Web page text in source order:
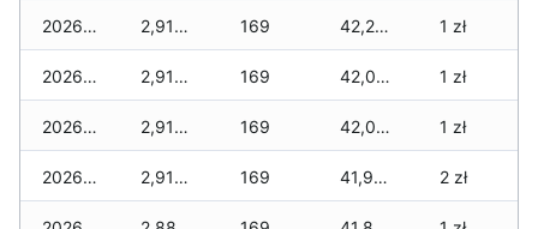
2026-01-15 2,910 zł 169 42,250 zł 1 zł
2026-01-14 2,910 zł 169 42,060 zł 1 zł
2026-01-13 2,910 zł 169 42,000 zł 1 zł
2026-01-12 2,910 zł 169 41,940 zł 2 zł